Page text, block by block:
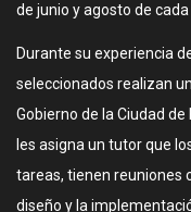
de junio y agosto de cada
Durante su experiencia
seleccionados realizan
Gobierno de la Ciudad
les asigna un tutor que
tareas, tienen reuniones
diseño y la